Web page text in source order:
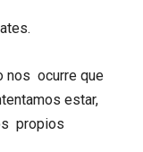
nos ocurre que
estar,
propios